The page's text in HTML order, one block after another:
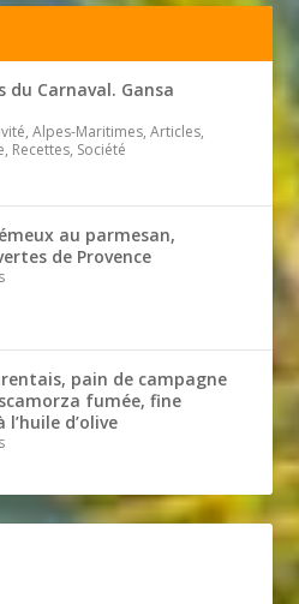
du Carnaval. Gansa
Alpes-Maritimes, Articles,
Recettes, Société
au parmesan,
de Provence
pain de campagne
fumée, fine
d’olive